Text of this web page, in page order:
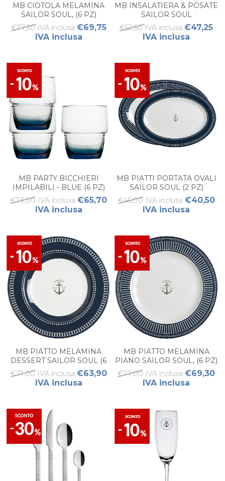
MB CIOTOLA MELAMINA
SAILOR SOUL, (6 PZ)
€77,50 IVA inclusa €69,75
IVA inclusa
MB INSALATIERA & POSATE
SAILOR SOUL
€52,50 IVA inclusa €47,25
IVA inclusa
MB PARTY BICCHIERI
IMPILABILI - BLUE (6 PZ)
€73,00 IVA inclusa €65,70
IVA inclusa
MB PIATTI PORTATA OVALI
SAILOR SOUL (2 PZ)
€45,00 IVA inclusa €40,50
IVA inclusa
MB PIATTO MELAMINA
DESSERT SAILOR SOUL (6
PZ)
€71,00 IVA inclusa €63,90
IVA inclusa
MB PIATTO MELAMINA
PIANO SAILOR SOUL, (6 PZ)
€77,00 IVA inclusa €69,30
IVA inclusa